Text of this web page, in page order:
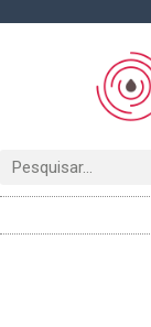
Pesquisar